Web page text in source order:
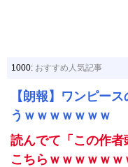
1000: おすすめ人気記事
【朗報】ワンピー
うｗｗｗｗｗｗｗ
読んでて「この作
こちらｗｗｗｗｗｗ